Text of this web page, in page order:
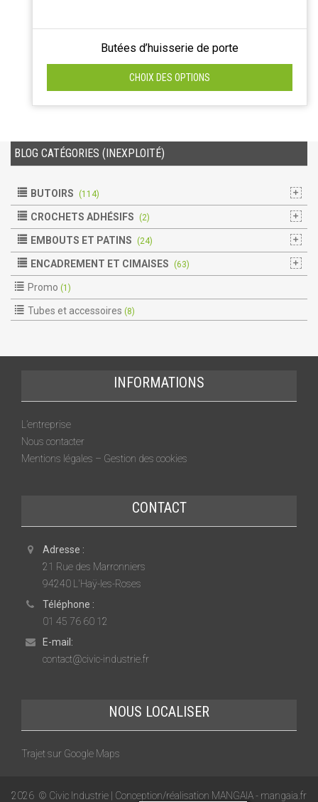
Butées d’huisserie de porte
CHOIX DES OPTIONS
BLOG CATÉGORIES (INEXPLOITÉ)
BUTOIRS (114)
CROCHETS ADHÉSIFS (2)
EMBOUTS ET PATINS (24)
ENCADREMENT ET CIMAISES (63)
Promo (1)
Tubes et accessoires (8)
INFORMATIONS
L’entreprise
Nous contacter
Mentions légales – Gestion des cookies
CONTACT
Adresse :
21 Rue des Marronniers
94240 L'Haÿ-les-Roses
Téléphone :
01 45 76 60 12
E-mail:
contact@civic-industrie.fr
NOUS LOCALISER
Trajet sur Google Maps
2026 © Civic Industrie | Conception/réalisation MANGAIA - mangaia.fr